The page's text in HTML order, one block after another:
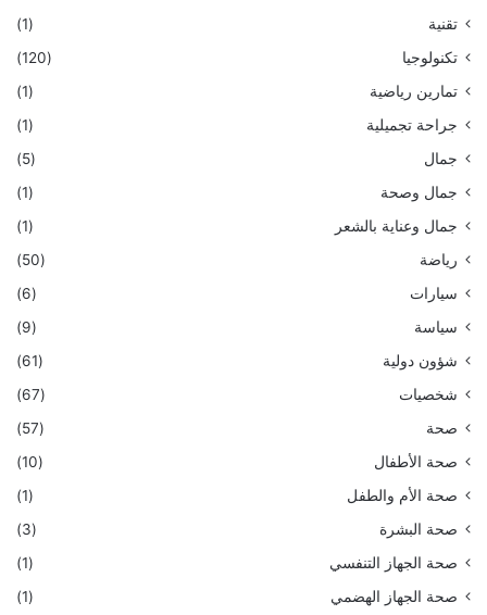
تقنية
(1)
تكنولوجيا
(120)
تمارين رياضية
(1)
جراحة تجميلية
(1)
جمال
(5)
جمال وصحة
(1)
جمال وعناية بالشعر
(1)
رياضة
(50)
سيارات
(6)
سياسة
(9)
شؤون دولية
(61)
شخصيات
(67)
صحة
(57)
صحة الأطفال
(10)
صحة الأم والطفل
(1)
صحة البشرة
(3)
صحة الجهاز التنفسي
(1)
صحة الجهاز الهضمي
(1)